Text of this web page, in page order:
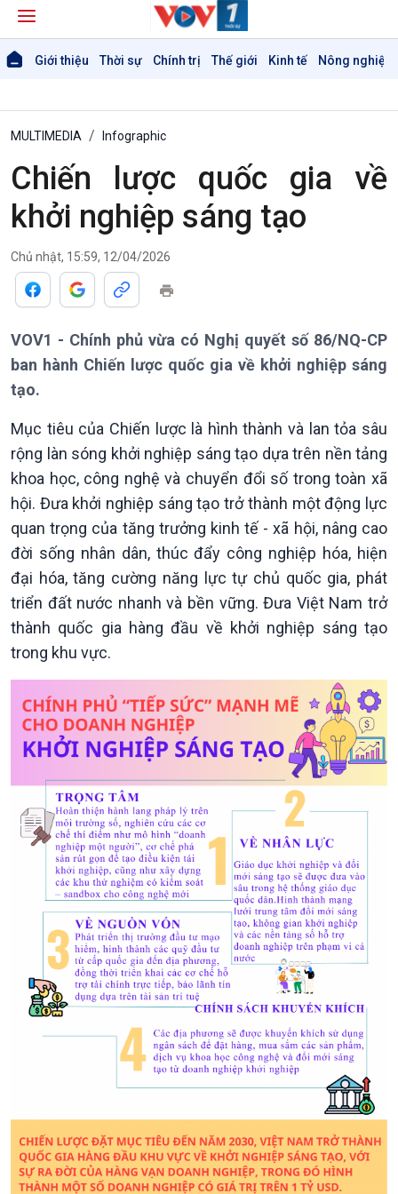
Giới thiệu Thời sự Chính trị Thế giới Kinh tế Nông nghiệp
Giới thiệu
Thời sự 12h
Thời sự 18h
Thời sự 21h30
Theo dòng Thời sự
Tin Chính trị
Chính phủ với người dân
Quốc hội với cử tri
Xây dựng đảng
Đảng trong cuộc sống
Nhận diện sự thật
Pháp luật và đời sống
Thế giới
Tin thế giới
Vấn đề quốc tế
Hồ sơ sự kiện quốc tế
Biên cương - Một dải vững
bền
Kinh tế
Tin Kinh tế
Trước giờ mở cửa
Dòng chảy Kinh tế
Sức sống hàng Việt
Khởi nghiệp
Tuyên chiến với gian lận
thương mại
Nông nghiệp & Biển đảo
Tin Nông nghiệp & Biển
đảo
Mùa vàng
Biển đảo Việt Nam
Tâm tình biên giới và hải
đảo
Tìm hiểu biển, đảo Việt
Xã hội
Tin Đời sống & Xã hội
Khoa học & Công nghệ
Tin Khoa học & Công nghệ
MULTIMEDIA Infographic
Chiến lược quốc gia về
khởi nghiệp sáng tạo
Chủ nhật, 15:59, 12/04/2026
VOV1 - Chính phủ vừa có Nghị quyết số 86/NQ-CP
ban hành Chiến lược quốc gia về khởi nghiệp sáng
tạo.
Mục tiêu của Chiến lược là hình thành và lan tỏa sâu
rộng làn sóng khởi nghiệp sáng tạo dựa trên nền tảng
khoa học, công nghệ và chuyển đổi số trong toàn xã
hội. Đưa khởi nghiệp sáng tạo trở thành một động lực
quan trọng của tăng trưởng kinh tế - xã hội, nâng cao
đời sống nhân dân, thúc đẩy công nghiệp hóa, hiện
đại hóa, tăng cường năng lực tự chủ quốc gia, phát
triển đất nước nhanh và bền vững. Đưa Việt Nam trở
thành quốc gia hàng đầu về khởi nghiệp sáng tạo
trong khu vực.